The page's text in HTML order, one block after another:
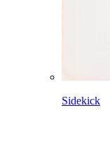
Sidekick